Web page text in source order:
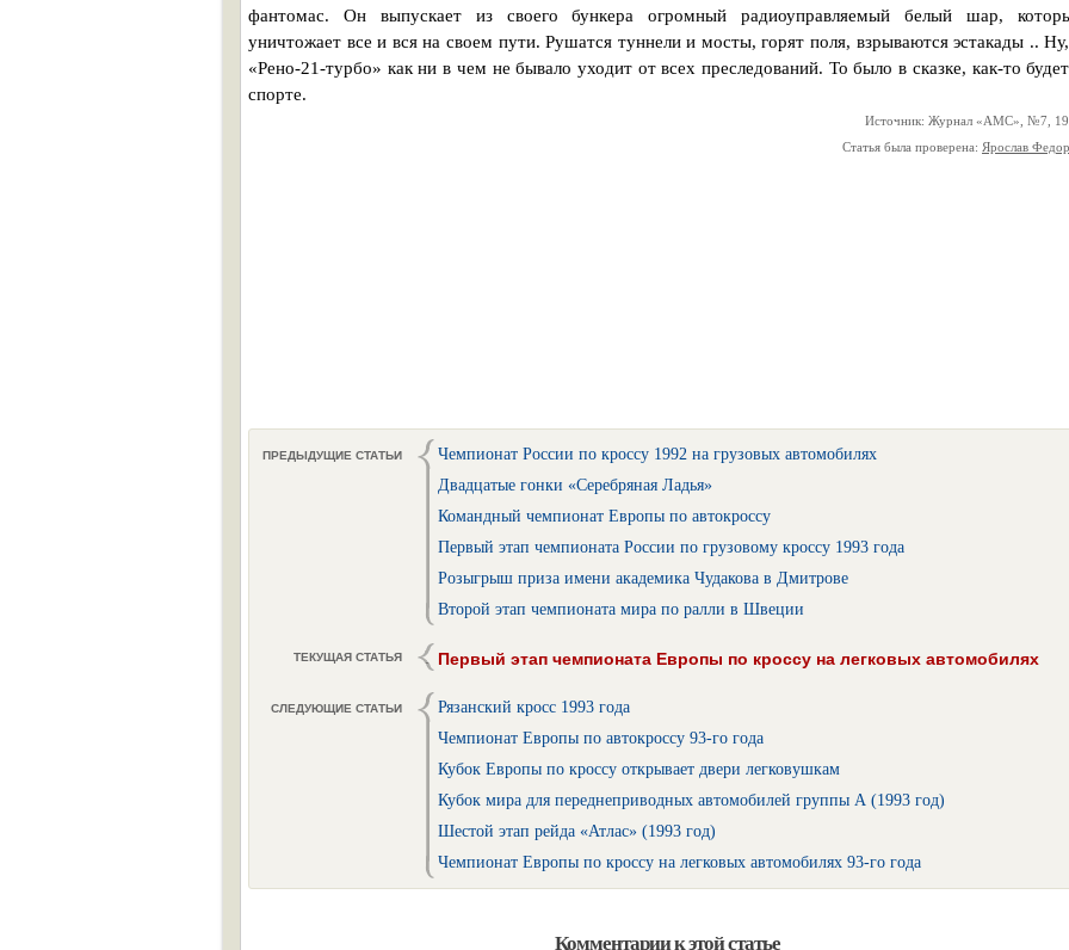
фантомас. Он выпускает из своего бункера огромный радиоуправляемый белый шар,
уничтожает все и вся на своем пути. Рушатся туннели и мосты, горят поля, взрываются эстакады ..
«Рено-21-турбо» как ни в чем не бывало уходит от всех преследований. То было в сказке, как-то
спорте.
Источник: Журнал «АМС», №7,
Статья была проверена: Ярослав
ПРЕДЫДУЩИЕ СТАТЬИ
Чемпионат России по кроссу 1992 на грузовых автомобилях
Двадцатые гонки «Серебряная Ладья»
Командный чемпионат Европы по автокроссу
Первый этап чемпионата России по грузовому кроссу 1993 года
Розыгрыш приза имени академика Чудакова в Дмитрове
Второй этап чемпионата мира по ралли в Швеции
ТЕКУЩАЯ СТАТЬЯ Первый этап чемпионата Европы по кроссу на легковых автомобилях
СЛЕДУЮЩИЕ СТАТЬИ
Рязанский кросс 1993 года
Чемпионат Европы по автокроссу 93-го года
Кубок Европы по кроссу открывает двери легковушкам
Кубок мира для переднеприводных автомобилей группы А (1993 год)
Шестой этап рейда «Атлас» (1993 год)
Чемпионат Европы по кроссу на легковых автомобилях 93-го года
Комментарии к этой статье